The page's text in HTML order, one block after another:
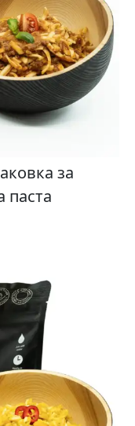
за
паста